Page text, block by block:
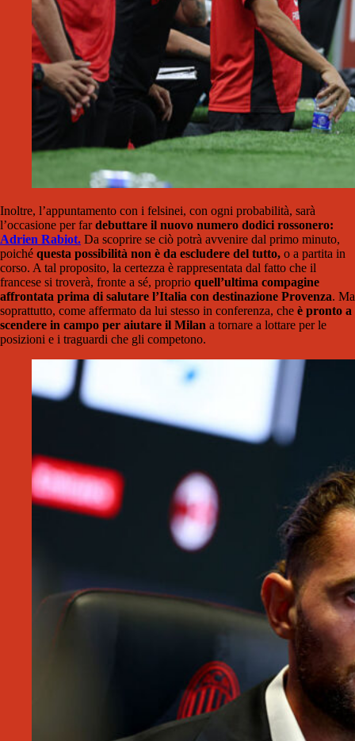
Inoltre, l’appuntamento con i felsinei, con ogni probabilità, sarà
l’occasione per fardebuttare il nuovo numero dodici rossonero:
Adrien Rabiot. Da scoprire se ciò potrà avvenire dal primo minuto,
poiché questa possibilità non è da escludere del tutto, o a partita in
corso. A tal proposito, la certezza è rappresentata dal fatto che il
francese si troverà, fronte a sé, proprio quell’ultima compagine
affrontata prima di salutare l’Italia con destinazione Provenza. Ma
soprattutto, come affermato da lui stesso in conferenza, che è pronto a
scendere in campo per aiutare il Milan a tornare a lottare per le
posizioni e i traguardi che gli competono.